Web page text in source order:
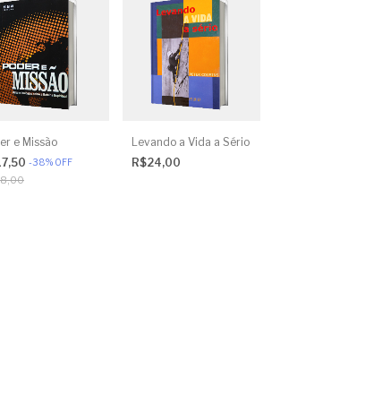
e Missão
-38% OFF
Levando a Vida a Sério
R$24,00